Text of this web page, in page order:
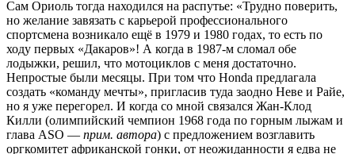
Сам Ориоль тогда находился на распутье: «Трудно поверить,
но желание завязать с карьерой профессионального
спортсмена возникало ещё в 1979 и 1980 годах, то есть по
ходу первых «Дакаров»! А когда в 1987-м сломал обе
лодыжки, решил, что мотоциклов с меня достаточно.
Непростые были месяцы. При том что Honda предлагала
создать «команду мечты», пригласив туда заодно Неве и Райе,
но я уже перегорел. И когда со мной связался Жан-Клод
Килли (олимпийский чемпион 1968 года по горным лыжам и
глава ASO — прим. автора) с предложением возглавить
оргкомитет африканской гонки, от неожиданности я едва не